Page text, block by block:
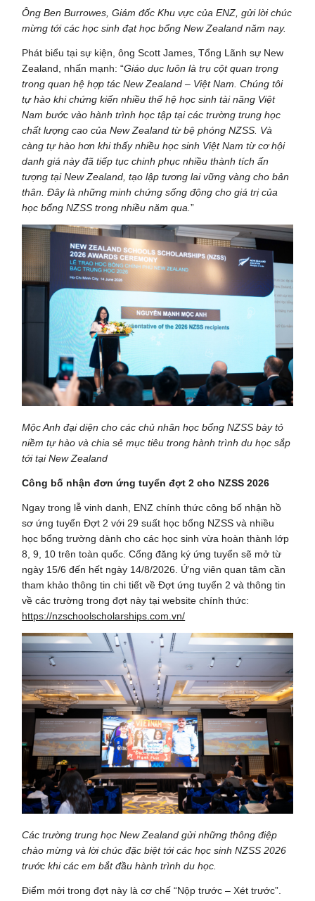
Ông Ben Burrowes, Giám đốc Khu vực của ENZ, gửi lời chúc
mừng tới các học sinh đạt học bổng New Zealand năm nay.
Phát biểu tại sự kiện, ông Scott James, Tổng Lãnh sự New
Zealand, nhấn mạnh: “Giáo dục luôn là trụ cột quan trọng
trong quan hệ hợp tác New Zealand – Việt Nam. Chúng tôi
tự hào khi chứng kiến nhiều thế hệ học sinh tài năng Việt
Nam bước vào hành trình học tập tại các trường trung học
chất lượng cao của New Zealand từ bệ phóng NZSS. Và
càng tự hào hơn khi thấy nhiều học sinh Việt Nam từ cơ hội
danh giá này đã tiếp tục chinh phục nhiều thành tích ấn
tượng tại New Zealand, tạo lập tương lai vững vàng cho bản
thân. Đây là những minh chứng sống động cho giá trị của
học bổng NZSS trong nhiều năm qua.”
Mộc Anh đại diện cho các chủ nhân học bổng NZSS bày tỏ
niềm tự hào và chia sẻ mục tiêu trong hành trình du học sắp
tới tại New Zealand
Công bố nhận đơn ứng tuyển đợt 2 cho NZSS 2026
Ngay trong lễ vinh danh, ENZ chính thức công bố nhận hồ
sơ ứng tuyển Đợt 2 với 29 suất học bổng NZSS và nhiều
học bổng trường dành cho các học sinh vừa hoàn thành lớp
8, 9, 10 trên toàn quốc. Cổng đăng ký ứng tuyển sẽ mở từ
ngày 15/6 đến hết ngày 14/8/2026. Ứng viên quan tâm cần
tham khảo thông tin chi tiết về Đợt ứng tuyển 2 và thông tin
về các trường trong đợt này tại website chính thức:
https://nzschoolscholarships.com.vn/
Các trường trung học New Zealand gửi những thông điệp
chào mừng và lời chúc đặc biệt tới các học sinh NZSS 2026
trước khi các em bắt đầu hành trình du học.
Điểm mới trong đợt này là cơ chế “Nộp trước – Xét trước”.